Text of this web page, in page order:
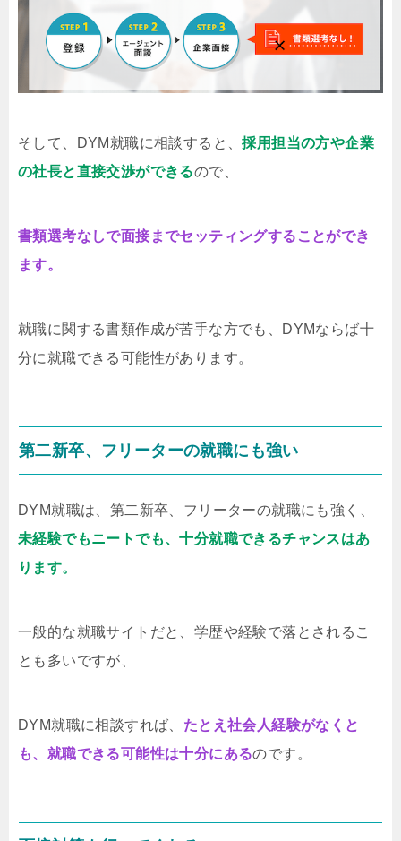
そして、DYM就職に相談すると、採用担当の方や企業
の社長と直接交渉ができるので、
書類選考なしで面接までセッティングすることができ
ます。
就職に関する書類作成が苦手な方でも、DYMならば十
分に就職できる可能性があります。
第二新卒、フリーターの就職にも強い
DYM就職は、第二新卒、フリーターの就職にも強く、
未経験でもニートでも、十分就職できるチャンスはあ
ります。
一般的な就職サイトだと、学歴や経験で落とされるこ
とも多いですが、
DYM就職に相談すれば、 たとえ社会人経験がなくと
も、就職できる可能性は十分にあるのです。